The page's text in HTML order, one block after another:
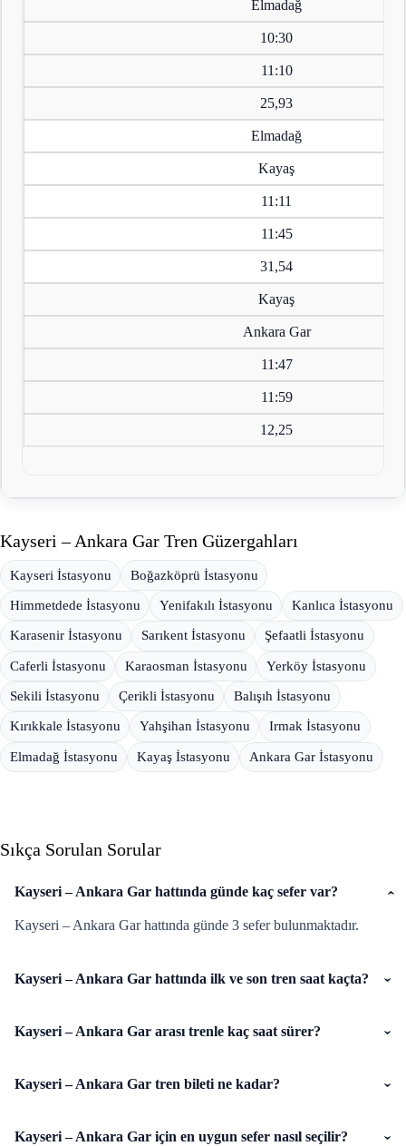
Elmadağ
10:30
11:10
25,93
Elmadağ
Kayaş
11:11
11:45
31,54
Kayaş
Ankara Gar
11:47
11:59
12,25
Kayseri – Ankara Gar Tren Güzergahları
Kayseri İstasyonu Boğazköprü İstasyonu
Himmetdede İstasyonu Yenifakılı İstasyonu Kanlıca İstasyonu
Karasenir İstasyonu Sarıkent İstasyonu Şefaatli İstasyonu
Caferli İstasyonu Karaosman İstasyonu Yerköy İstasyonu
Sekili İstasyonu Çerikli İstasyonu Balışıh İstasyonu
Kırıkkale İstasyonu Yahşihan İstasyonu Irmak İstasyonu
Elmadağ İstasyonu Kayaş İstasyonu Ankara Gar İstasyonu
Sıkça Sorulan Sorular
Kayseri – Ankara Gar hattında günde kaç sefer var?
Kayseri – Ankara Gar hattında günde 3 sefer bulunmaktadır.
Kayseri – Ankara Gar hattında ilk ve son tren saat kaçta?
Kayseri – Ankara Gar arası trenle kaç saat sürer?
Kayseri – Ankara Gar tren bileti ne kadar?
Kayseri – Ankara Gar için en uygun sefer nasıl seçilir?